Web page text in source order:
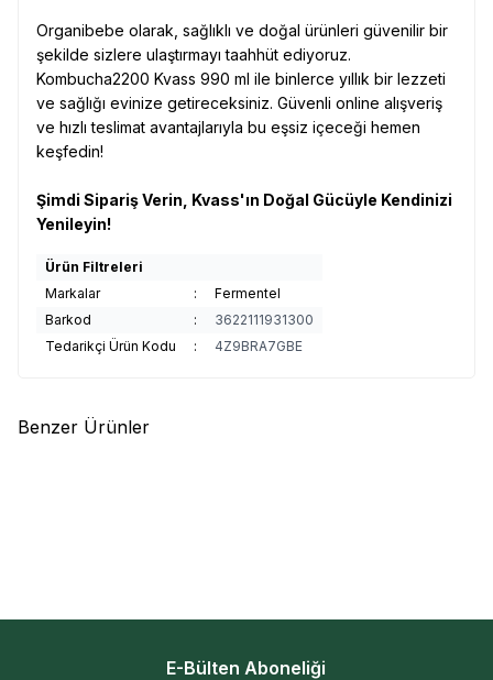
Organibebe olarak, sağlıklı ve doğal ürünleri güvenilir bir
şekilde sizlere ulaştırmayı taahhüt ediyoruz.
Kombucha2200 Kvass 990 ml ile binlerce yıllık bir lezzeti
ve sağlığı evinize getireceksiniz. Güvenli online alışveriş
ve hızlı teslimat avantajlarıyla bu eşsiz içeceği hemen
keşfedin!
Şimdi Sipariş Verin, Kvass'ın Doğal Gücüyle Kendinizi
Yenileyin!
Ürün Filtreleri
Markalar
:
Fermentel
Barkod
:
3622111931300
Tedarikçi Ürün Kodu
: 4Z9BRA7GBE
Benzer Ürünler
E-Bülten Aboneliği